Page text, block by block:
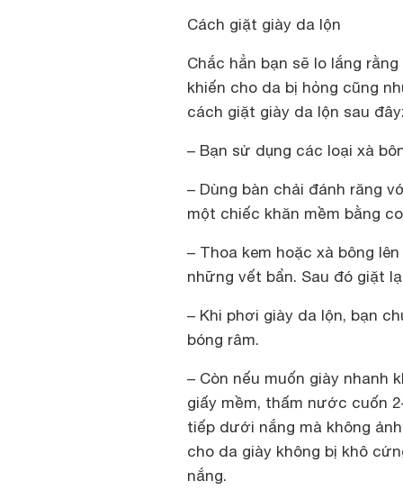
Cách giặt giày da lộn
Chắc hẳn bạn sẽ lo lắng
khiến cho da bị hỏng cũng
cách giặt giày da lộn sau
– Bạn sử dụng các loại xà
– Dùng bàn chải đánh răng
một chiếc khăn mềm bằng
– Thoa kem hoặc xà bông
những vết bẩn. Sau đó giặt
– Khi phơi giày da lộn, bạn
bóng râm.
– Còn nếu muốn giày nhanh
giấy mềm, thấm nước cuốn
tiếp dưới nắng mà không
cho da giày không bị khô
nắng.